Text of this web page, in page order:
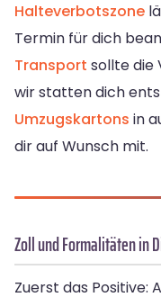
Halteverbotszone
Termin für dich
Transport sollte die
wir statten dich
Umzugskartons in
dir auf Wunsch mit.
Zoll und Formalitäten in
Zuerst das Positive: